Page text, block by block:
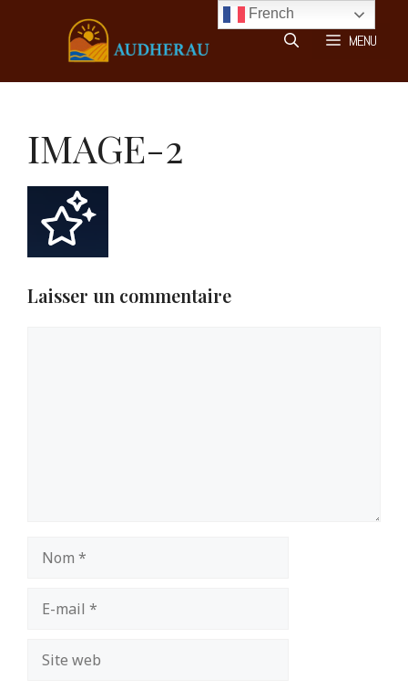
MENU
IMAGE-2
Laisser un commentaire
mail
web
French